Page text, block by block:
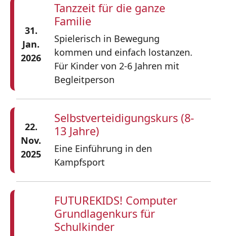
31.
Jan.
2026
Tanzzeit für die ganze
Familie
Spielerisch in Bewegung
kommen und einfach lostanzen.
Für Kinder von 2-6 Jahren mit
Begleitperson
22.
Nov.
2025
Selbstverteidigungskurs (8-
13 Jahre)
Eine Einführung in den
Kampfsport
FUTUREKIDS! Computer
Grundlagenkurs für
Schulkinder